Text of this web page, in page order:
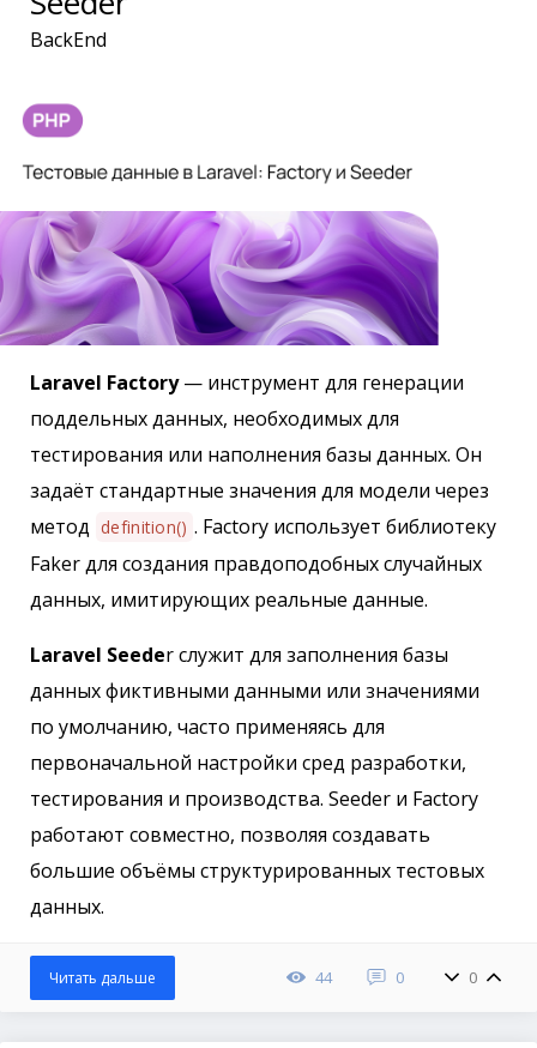
BackEnd
Laravel Factory— инструмент для генерации
поддельных данных, необходимых для
тестирования или наполнения базы данных. Он
задаёт стандартные значения для модели через
метод definition() . Factory использует библиотеку
Faker для создания правдоподобных случайных
данных, имитирующих реальные данные.
Laravel Seeder служит для заполнения базы
данных фиктивными данными или значениями
по умолчанию, часто применяясь для
первоначальной настройки сред разработки,
тестирования и производства. Seeder и Factory
работают совместно, позволяя создавать
большие объёмы структурированных тестовых
данных.
44 0 0
Читать дальше